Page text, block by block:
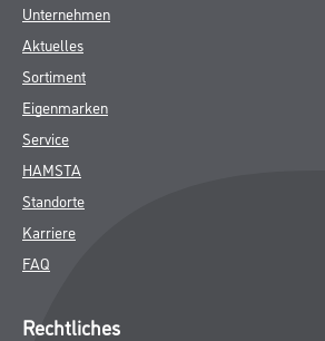
Unternehmen
Aktuelles
Sortiment
Eigenmarken
Service
HAMSTA
Standorte
Karriere
FAQ
Rechtliches